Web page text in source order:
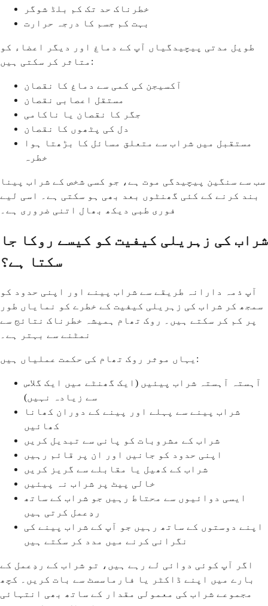
خطرناک حد تک کم بلڈ شوگر
بہت کم جسم کا درجہ حرارت
طویل مدتی پیچیدگیاں آپ کے دماغ اور دیگر اعضاء کو
متاثر کر سکتی ہیں:
آکسیجن کی کمی سے دماغ کا نقصان
مستقل اعصابی نقصان
جگر کا نقصان یا ناکامی
دل کی پٹھوں کا نقصان
مستقبل میں شراب سے متعلق مسائل کا بڑھتا ہوا
خطرہ
سب سے سنگین پیچیدگی موت ہے، جو کسی شخص کے شراب پینا
بند کرنے کے کئی گھنٹوں بعد بھی ہو سکتی ہے۔ اسی لیے
فوری طبی دیکھ بھال اتنی ضروری ہے۔
شراب کی زہریلی کیفیت کو کیسے روکا جا
سکتا ہے؟
آپ ذمہ دارانہ طریقے سے شراب پینے اور اپنی حدود کو
سمجھ کر شراب کی زہریلی کیفیت کے خطرے کو نمایاں طور
پر کم کر سکتے ہیں۔ روک تھام ہمیشہ خطرناک نتائج سے
نمٹنے سے بہتر ہے۔
یہاں موثر روک تھام کی حکمت عملیاں ہیں:
آہستہ آہستہ شراب پیئیں (ایک گھنٹے میں ایک گلاس
سے زیادہ نہیں)
شراب پینے سے پہلے اور پینے کے دوران کھانا
کھائیں
شراب کے مشروبات کو پانی سے تبدیل کریں
اپنی حدود کو جانیں اور ان پر قائم رہیں
شراب کے کھیل یا مقابلے سے گریز کریں
خالی پیٹ پر شراب نہ پیئیں
ایسی دوائیوں سے محتاط رہیں جو شراب کے ساتھ
ردِعمل کرتی ہیں
اپنے دوستوں کے ساتھ رہیں جو آپ کے شراب پینے کی
نگرانی کرنے میں مدد کر سکتے ہیں
اگر آپ کوئی دوائی لے رہے ہیں، تو شراب کے ردِعمل کے
بارے میں اپنے ڈاکٹر یا فارماسسٹ سے بات کریں۔ کچھ
مجموعے شراب کی معمولی مقدار کے ساتھ بھی انتہائی